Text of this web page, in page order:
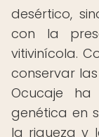
desértico,
con la
vitivinícola.
conservar
Ocucaje
genética en
la riqueza y